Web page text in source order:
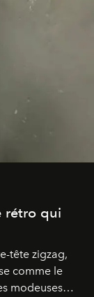
rétro qui
tête zigzag,
comme le
modeuses